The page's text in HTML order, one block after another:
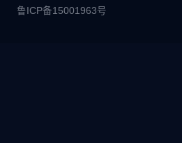
鲁ICP备15001963号